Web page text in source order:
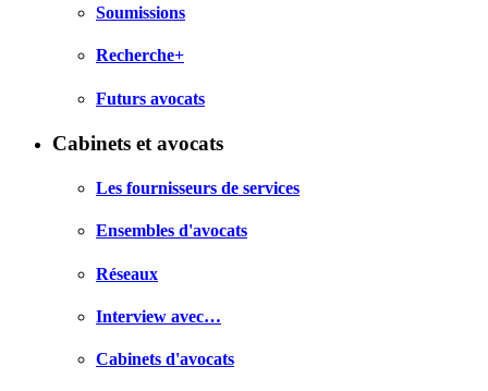
Soumissions
Recherche+
Futurs avocats
Cabinets et avocats
Les fournisseurs de services
Ensembles d'avocats
Réseaux
Interview avec…
Cabinets d'avocats